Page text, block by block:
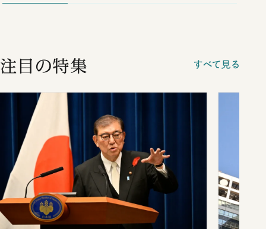
注目の特集 すべて見る